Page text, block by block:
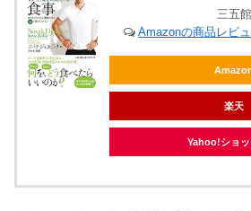
三五館
Amazonの商品レビ
楽天
Yahoo!ショ